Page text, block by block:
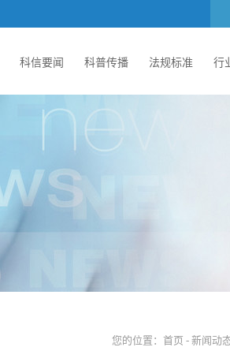
科信要闻 科普传播 法规标准 行
您的位置： 首页 - 新闻动